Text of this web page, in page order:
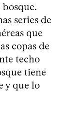
series de
que
copas de
techo
tiene
y que lo